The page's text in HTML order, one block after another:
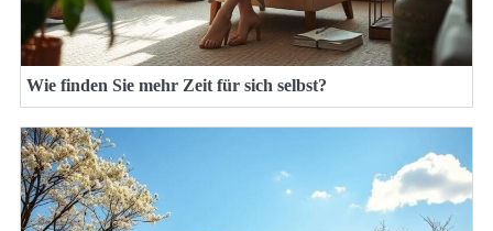
Wie finden Sie mehr Zeit für sich selbst?